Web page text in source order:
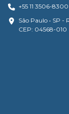
+55 11 3506-8300
São Paulo • SP -
CEP: 04568-010